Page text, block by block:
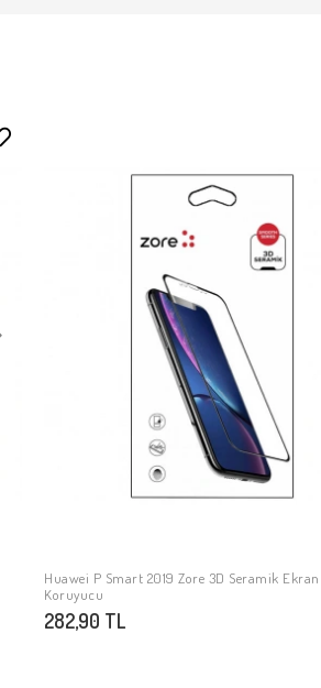
SEPETE EKLE
Huawei P Smart 2019 Zore 3D Seramik Ekran
Koruyucu
282,90 TL